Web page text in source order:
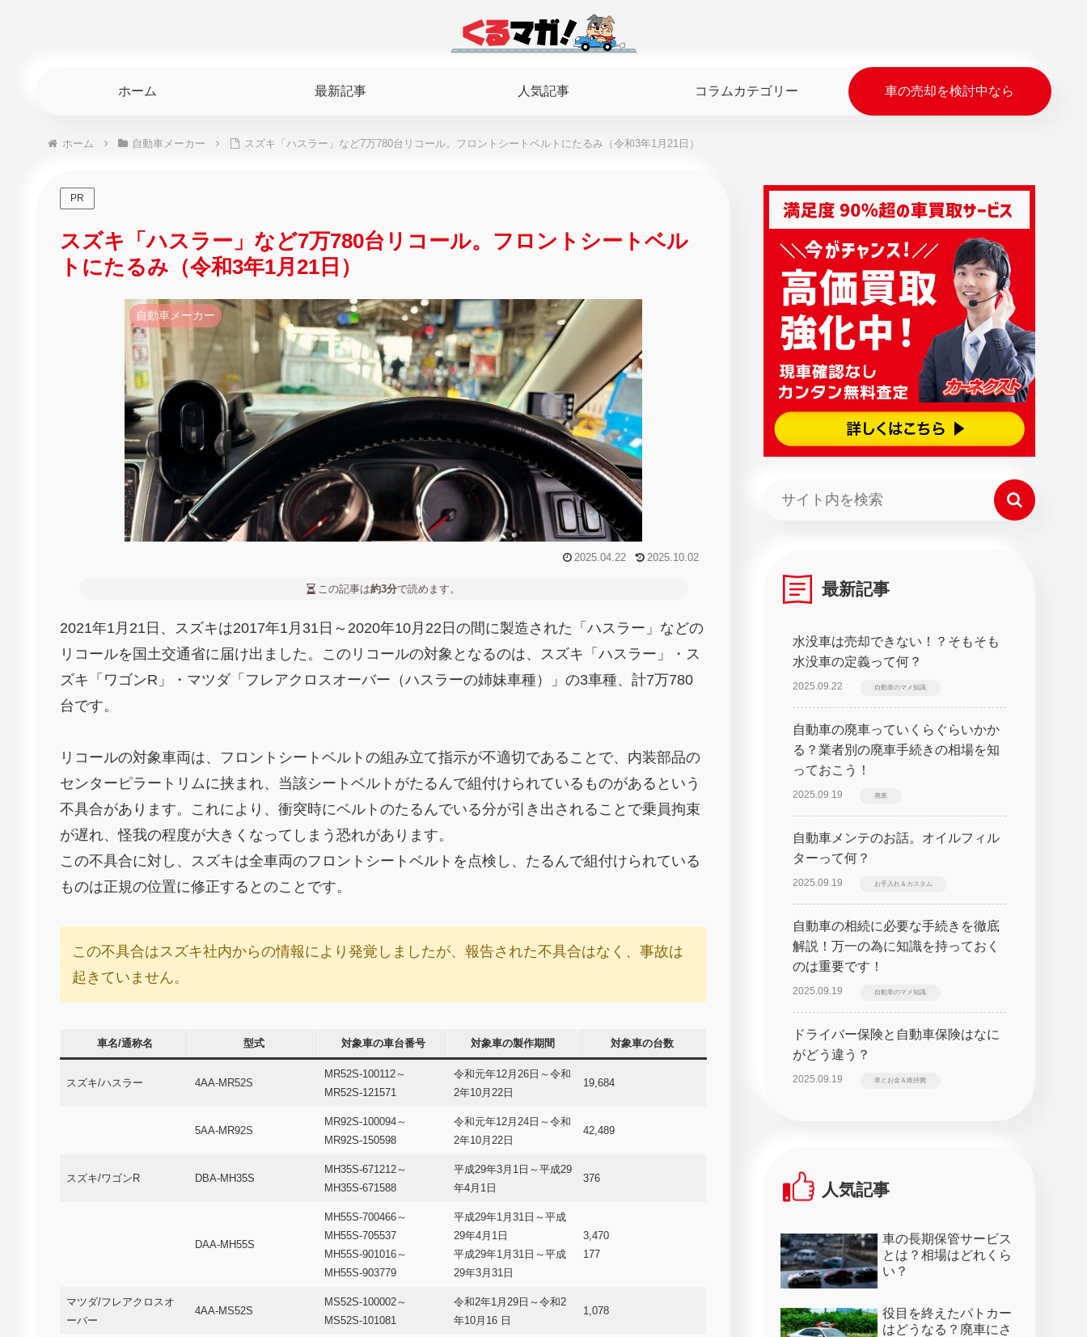
ホーム 最新記事 人気記事 コラムカテゴリー 車の売却を検討中なら
ホーム 自動車メーカー スズキ「ハスラー」など7万780台リコール。フロントシートベルトにたるみ（令和3年1月21日）
PR
スズキ「ハスラー」など7万780台リコール。フロントシートベル
トにたるみ（令和3年1月21日）
自動車メーカー
2025.04.22 2025.10.02
この記事は約3分で読めます。
2021年1月21日、スズキは2017年1月31日～2020年10月22日の間に製造された「ハスラー」などの
リコールを国土交通省に届け出ました。このリコールの対象となるのは、スズキ「ハスラー」・ス
ズキ「ワゴンR」・マツダ「フレアクロスオーバー（ハスラーの姉妹車種）」の3車種、計7万780
台です。
リコールの対象車両は、フロントシートベルトの組み立て指示が不適切であることで、内装部品の
センターピラートリムに挟まれ、当該シートベルトがたるんで組付けられているものがあるという
不具合があります。これにより、衝突時にベルトのたるんでいる分が引き出されることで乗員拘束
が遅れ、怪我の程度が大きくなってしまう恐れがあります。
この不具合に対し、スズキは全車両のフロントシートベルトを点検し、たるんで組付けられている
ものは正規の位置に修正するとのことです。
この不具合はスズキ社内からの情報により発覚しましたが、報告された不具合はなく、事故は
起きていません。
車名/通称名 型式 対象車の車台番号 対象車の製作期間 対象車の台数
スズキ/ハスラー 4AA-MR52S
MR52S-100112～
MR52S-121571
令和元年12月26日～令和
2年10月22日
19,684
5AA-MR92S
MR92S-100094～
MR92S-150598
令和元年12月24日～令和
2年10月22日
42,489
スズキ/ワゴンR DBA-MH35S
MH35S-671212～
MH35S-671588
平成29年3月1日～平成29
年4月1日
376
DAA-MH55S
MH55S-700466～
MH55S-705537
MH55S-901016～
MH55S-903779
平成29年1月31日～平成
29年4月1日
平成29年1月31日～平成
29年3月31日
3,470
177
マツダ/フレアクロスオ
ーバー
4AA-MS52S
MS52S-100002～
MS52S-101081
令和2年1月29日～令和2
年10月16 日
1,078
最新記事
水没車は売却できない！？そもそも
水没車の定義って何？
2025.09.22 自動車のマメ知識
自動車の廃車っていくらぐらいかか
る？業者別の廃車手続きの相場を知
っておこう！
2025.09.19 廃車
自動車メンテのお話。オイルフィル
ターって何？
2025.09.19 お手入れ＆カスタム
自動車の相続に必要な手続きを徹底
解説！万一の為に知識を持っておく
のは重要です！
2025.09.19 自動車のマメ知識
ドライバー保険と自動車保険はなに
がどう違う？
2025.09.19 車とお金＆維持費
人気記事
車の長期保管サービス
とは？相場はどれくら
い？
役目を終えたパトカー
はどうなる？廃車にさ